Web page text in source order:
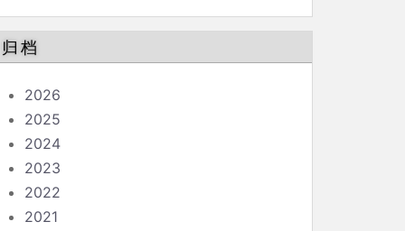
归档
2026
2025
2024
2023
2022
2021